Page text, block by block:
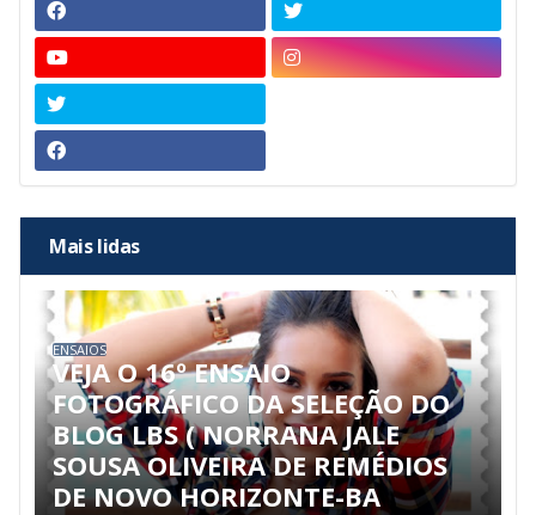
Mais lidas
ENSAIOS
VEJA O 16º ENSAIO
FOTOGRÁFICO DA SELEÇÃO DO
BLOG LBS ( NORRANA JALE
SOUSA OLIVEIRA DE REMÉDIOS
DE NOVO HORIZONTE-BA